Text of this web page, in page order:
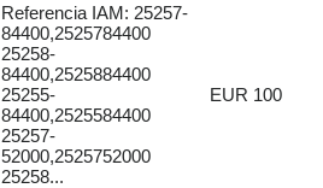
Referencia IAM: 25257-
84400,2525784400
25258-
84400,2525884400
25255-
84400,2525584400
25257-
52000,2525752000
25258...
EUR 100